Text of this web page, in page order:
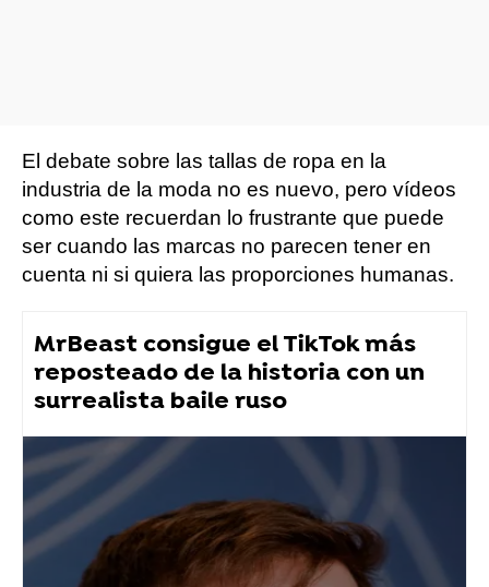
El debate sobre las tallas de ropa en la
industria de la moda no es nuevo, pero vídeos
como este recuerdan lo frustrante que puede
ser cuando las marcas no parecen tener en
cuenta ni si quiera las proporciones humanas.
MrBeast consigue el TikTok más
reposteado de la historia con un
surrealista baile ruso